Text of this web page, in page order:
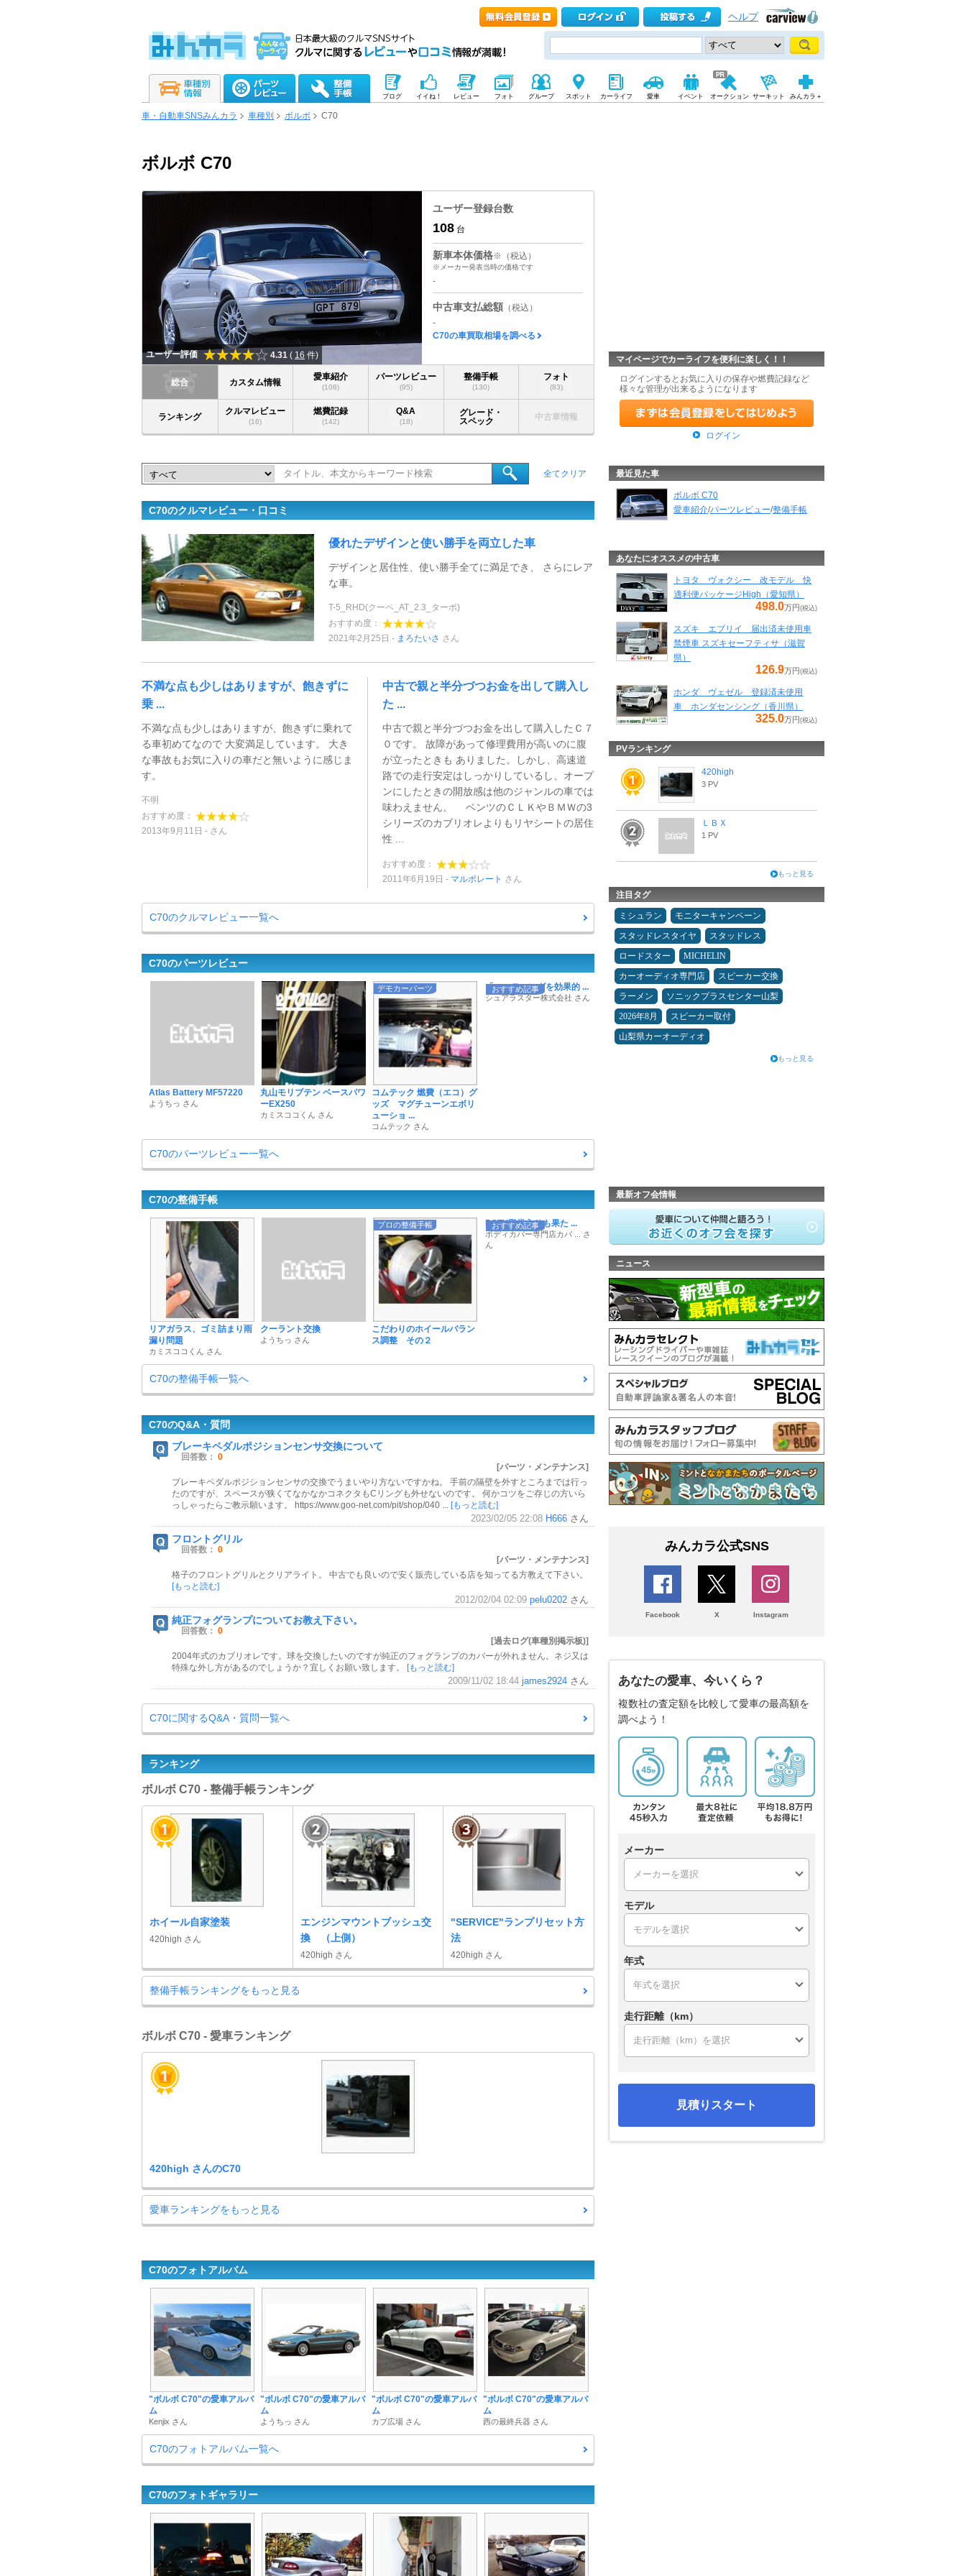
ヘルプ
ブログ イイね！ レビュー フォト グループ スポット カーライフ 愛車 イベント オークション サーキット みんカラ＋
車・自動車SNSみんカラ 車種別 ボルボ C70
ボルボ C70
ユーザー評価 4.31 ( 16 件)
ユーザー登録台数
108 台
新車本体価格※（税込）
※メーカー発表当時の価格です
-
中古車支払総額 （税込）
-
C70の車買取相場を調べる
総合 カスタム情報
愛車紹介
(108)
パーツレビュー
(95)
整備手帳
(130)
フォト
(83)
ランキング
クルマレビュー
(16)
燃費記録
(142)
Q&A
(18)
グレード・
スペック
中古車情報
全てクリア
C70のクルマレビュー・口コミ
優れたデザインと使い勝手を両立した車
デザインと居住性、使い勝手全てに満足でき、 さらにレア
な車。
T-5_RHD(クーペ_AT_2.3_ターボ)
おすすめ度：
2021年2月25日
まろたいさ さん
不満な点も少しはありますが、飽きずに
乗 ...
不満な点も少しはありますが、飽きずに乗れて
る車初めてなので 大変満足しています。 大き
な事故もお気に入りの車だと無いように感じま
す。
不明
おすすめ度：
2013年9月11日
さん
中古で親と半分づつお金を出して購入し
た ...
中古で親と半分づつお金を出して購入したＣ７
０です。 故障があって修理費用が高いのに腹
が立ったときも ありました。しかし、高速道
路での走行安定はしっかりしているし、オープ
ンにしたときの開放感は他のジャンルの車では
味わえません。 ベンツのＣＬＫやＢＭＷの3
シリーズのカブリオレよりもリヤシートの居住
性 ...
おすすめ度：
2011年6月19日
マルボレート さん
C70のクルマレビュー一覧へ
C70のパーツレビュー
Atlas Battery MF57220
ようちっ さん
丸山モリブテン ベースパワ
ーEX250
カミスココくん さん
デモカーパーツ
コムテック 燃費（エコ）グ
ッズ マグチューンエボリ
ューショ ...
コムテック さん
おすすめ記事
「コーティングを効果的 ...
シュアラスター株式会社 さん
C70のパーツレビュー一覧へ
C70の整備手帳
リアガラス、ゴミ詰まり雨
漏り問題
カミスココくん さん
クーラント交換
ようちっ さん
プロの整備手帳
こだわりのホイールバラン
ス調整 その２
おすすめ記事
POTY殿堂入りも果た ...
ボディカバー専門店カバ ... さ
ん
C70の整備手帳一覧へ
C70のQ&A・質問
ブレーキペダルポジションセンサ交換について
回答数： 0
[パーツ・メンテナンス]
ブレーキペダルポジションセンサの交換でうまいやり方ないですかね。 手前の隔壁を外すところまでは行っ
たのですが、スペースが狭くてなかなかコネクタもCリングも外せないのです。 何かコツをご存じの方いら
っしゃったらご教示願います。 https://www.goo-net.com/pit/shop/040 ... [もっと読む]
2023/02/05 22:08 H666 さん
フロントグリル
回答数： 0
[パーツ・メンテナンス]
格子のフロントグリルとクリアライト。 中古でも良いので安く販売している店を知ってる方教えて下さい。
[もっと読む]
2012/02/04 02:09 pelu0202 さん
純正フォグランプについてお教え下さい。
回答数： 0
[過去ログ(車種別掲示板)]
2004年式のカブリオレです。球を交換したいのですが純正のフォグランプのカバーが外れません。ネジ又は
特殊な外し方があるのでしょうか？宜しくお願い致します。
[もっと読む]
2009/11/02 18:44 james2924 さん
C70に関するQ&A・質問一覧へ
ランキング
ボルボ C70 - 整備手帳ランキング
ホイール自家塗装
420high さん
エンジンマウントブッシュ交
換 （上側）
420high さん
"SERVICE"ランプリセット方
法
420high さん
整備手帳ランキングをもっと見る
ボルボ C70 - 愛車ランキング
420high さんのC70
愛車ランキングをもっと見る
C70のフォトアルバム
"ボルボ C70"の愛車アルバ
ム
Kenjix さん
"ボルボ C70"の愛車アルバ
ム
ようちっ さん
"ボルボ C70"の愛車アルバ
ム
カブ広場 さん
"ボルボ C70"の愛車アルバ
ム
西の最終兵器 さん
C70のフォトアルバム一覧へ
C70のフォトギャラリー
マイページでカーライフを便利に楽しく！！
ログインするとお気に入りの保存や燃費記録など
様々な管理が出来るようになります
ログイン
最近見た車
ボルボ C70
愛車紹介/パーツレビュー/整備手帳
あなたにオススメの中古車
トヨタ ヴォクシー 改モデル 快
適利便パッケージHigh（愛知県）
498.0万円 (税込)
スズキ エブリイ 届出済未使用車
禁煙車 スズキセーフティサ（滋賀
県）
126.9万円 (税込)
ホンダ ヴェゼル 登録済未使用
車 ホンダセンシング（香川県）
325.0万円 (税込)
PVランキング
420high
3 PV
ＬＢＸ
1 PV
もっと見る
注目タグ
ミシュラン
モニターキャンペーン
スタッドレスタイヤ
スタッドレス
ロードスター
MICHELIN
カーオーディオ専門店
スピーカー交換
ラーメン
ソニックプラスセンター山梨
2026年8月
スピーカー取付
山梨県カーオーディオ
もっと見る
最新オフ会情報
ニュース
みんカラ公式SNS
Facebook X Instagram
あなたの愛車、今いくら？
複数社の査定額を比較して愛車の最高額を
調べよう！
メーカー
モデル
年式
走行距離（km）
見積りスタート